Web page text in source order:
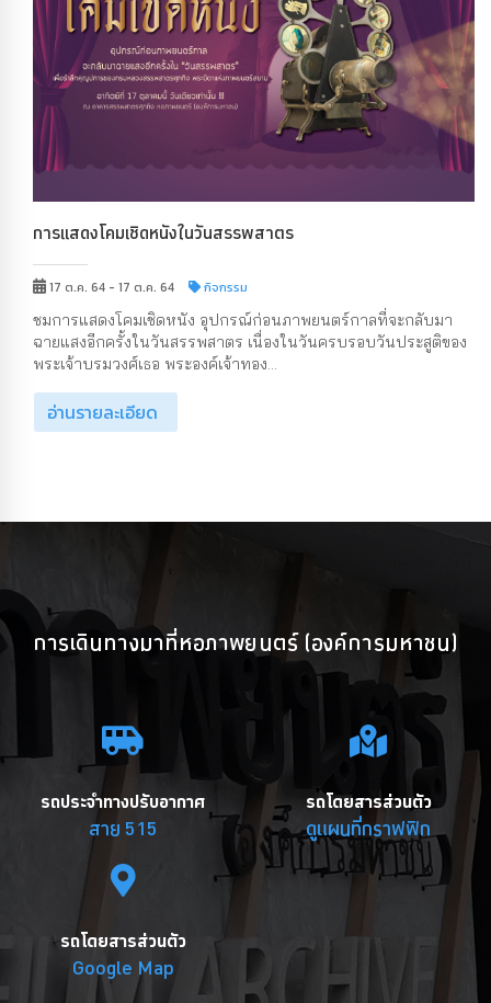
การแสดงโคมเชิดหนังในวันสรรพสาตร
17 ต.ค. 64 - 17 ต.ค. 64 กิจกรรม
ชมการแสดงโคมเชิดหนัง อุปกรณ์ก่อนภาพยนตร์กาลที่จะกลับมา
ฉายแสงอีกครั้งในวันสรรพสาตร เนื่องในวันครบรอบวันประสูติของ
พระเจ้าบรมวงศ์เธอ พระองค์เจ้าทอง...
อ่านรายละเอียด
การเดินทางมาที่หอภาพยนตร์ (องค์การมหาชน)
รถประจำทางปรับอากาศ
สาย 515
รถโดยสารส่วนตัว
ดูแผนที่กราฟฟิก
รถโดยสารส่วนตัว
Google Map